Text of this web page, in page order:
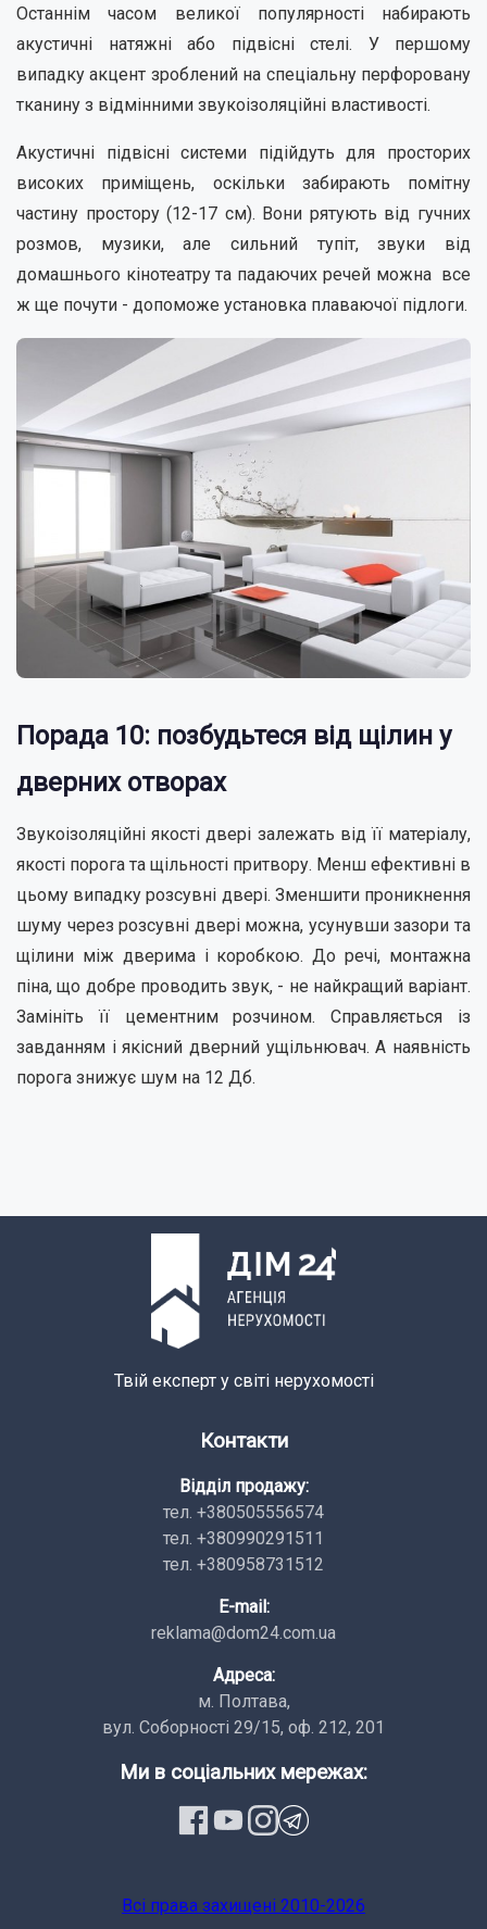
Останнім часом великої популярності набирають
акустичні натяжні або підвісні стелі. У першому
випадку акцент зроблений на спеціальну перфоровану
тканину з відмінними звукоізоляційні властивості.
Акустичні підвісні системи підійдуть для просторих
високих приміщень, оскільки забирають помітну
частину простору (12-17 см). Вони рятують від гучних
розмов, музики, але сильний тупіт, звуки від
домашнього кінотеатру та падаючих речей можна все
ж ще почути - допоможе установка плаваючої підлоги.
Порада 10: позбудьтеся від щілин у
дверних отворах
Звукоізоляційні якості двері залежать від її матеріалу,
якості порога та щільності притвору. Менш ефективні в
цьому випадку розсувні двері. Зменшити проникнення
шуму через розсувні двері можна, усунувши зазори та
щілини між дверима і коробкою. До речі, монтажна
піна, що добре проводить звук, - не найкращий варіант.
Замініть її цементним розчином. Справляється із
завданням і якісний дверний ущільнювач. А наявність
порога знижує шум на 12 Дб.
Твій експерт у світі нерухомості
Контакти
Відділ продажу:
тел. +380505556574
тел. +380990291511
тел. +380958731512
E-mail:
reklama@dom24.com.ua
Адреса:
м. Полтава,
вул. Соборності 29/15, оф. 212, 201
Ми в соціальних мережах:
Всi права заxищенi 2010-2026